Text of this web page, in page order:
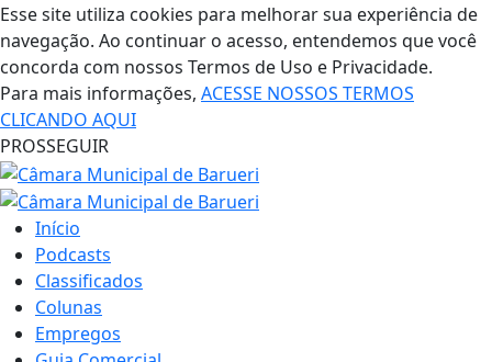
Esse site utiliza cookies para melhorar sua experiência de
navegação. Ao continuar o acesso, entendemos que você
concorda com nossos Termos de Uso e Privacidade.
Para mais informações, ACESSE NOSSOS TERMOS
CLICANDO AQUI
PROSSEGUIR
Início
Podcasts
Classificados
Colunas
Empregos